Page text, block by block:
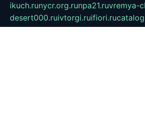
ikuch.runycr.org.runpa21.ruvremya-
desert000.ruivtorgi.ruifiori.ru
dcv.org.ruspetsmaster174.ru